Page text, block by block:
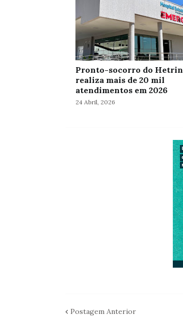
Pronto-socorro do Hetrin
realiza mais de 20 mil
atendimentos em 2026
24 Abril, 2026
Postagem Anterior